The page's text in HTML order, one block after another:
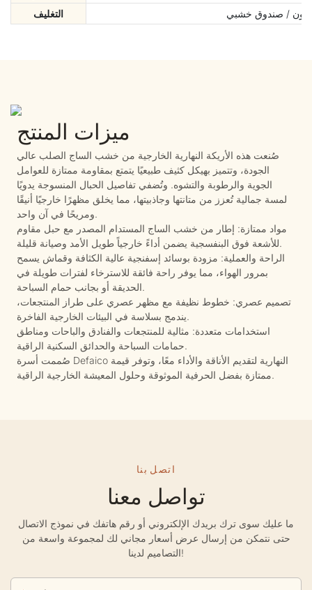
التغليف
/ صندوق خشبي
ميزات المنتج
صُنعت هذه الأريكة النهارية الخارجية من خشب الساج الصلب عالي
الجودة، وتتميز بهيكل كثيف طبيعيًا يتمتع بمقاومة ممتازة للعوامل
الجوية والرطوبة والتشوه. وتُضفي تفاصيل الحبال المنسوجة يدويًا
لمسة جمالية تُعزز من متانتها وجاذبيتها، مما يخلق مظهرًا خارجيًا أنيقًا
ومريحًا في آن واحد.
مواد ممتازة: إطار من خشب الساج المستدام المصدر مع حبل مقاوم
للأشعة فوق البنفسجية يضمن أداءً خارجياً طويل الأمد وصيانة قليلة.
الراحة والعملية: مزودة بوسائد إسفنجية عالية الكثافة وقماش يسمح
بمرور الهواء، مما يوفر راحة فائقة للاسترخاء لفترات طويلة في
الحديقة أو بجانب حمام السباحة.
تصميم عصري: خطوط نظيفة مع مظهر عصري على طراز المنتجعات،
يندمج بسلاسة في البيئات الخارجية الفاخرة.
استخدامات متعددة: مثالية للمنتجعات والفنادق والباحات ومناطق
حمامات السباحة والحدائق السكنية الراقية.
صُممت أسرة Defaico النهارية لتقديم الأناقة والأداء معًا، وتوفر قيمة
ممتازة بفضل الحرفية الموثوقة وحلول المعيشة الخارجية الراقية.
اتصل بنا
تواصل معنا
ما عليك سوى ترك بريدك الإلكتروني أو رقم هاتفك في نموذج الاتصال
حتى نتمكن من إرسال عرض أسعار مجاني لك لمجموعة واسعة من
التصاميم لدينا!